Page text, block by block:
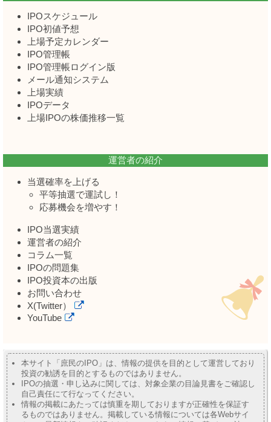
IPOスケジュール
IPO初値予想
上場予定カレンダー
IPO管理帳
IPO管理帳ログイン版
メール通知システム
上場実績
IPOデータ
上場IPOの株価推移一覧
運営者の紹介
当選確率を上げる
平等抽選で運試し！
応募機会を増やす！
IPO当選実績
運営者の紹介
コラム一覧
IPOの問題集
IPO投資本の出版
お問い合わせ
X(Twitter）
YouTube
本サイト「庶民のIPO」は、情報の提供を目的として運営しており
投資の勧誘を目的とするものではありません。
IPOの抽選・申し込みに関しては、対象企業の目論見書をご確認し
自己責任にて行なってください。
情報の掲載にあたっては慎重を期しておりますが正確性を保証す
るものではありません。掲載している情報については各Webサイ